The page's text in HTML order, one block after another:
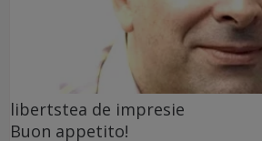
libertstea de impresie
Buon appetito!